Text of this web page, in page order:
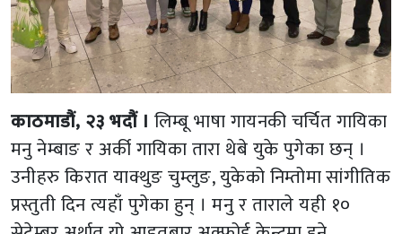
काठमाडौं, २३ भदौं । लिम्बू भाषा गायनकी चर्चित गायिका
मनु नेम्बाङ र अर्की गायिका तारा थेबे युके पुगेका छन् ।
उनीहरु किरात याक्थुङ चुम्लुङ, युकेको निम्तोमा सांगीतिक
प्रस्तुती दिन त्यहाँ पुगेका हुन् । मनु र ताराले यही १०